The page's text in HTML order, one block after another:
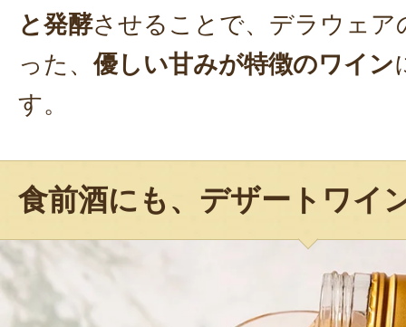
と発酵させることで、デラウェア
った、優しい甘みが特徴のワイン
す。
食前酒にも、デザートワイ